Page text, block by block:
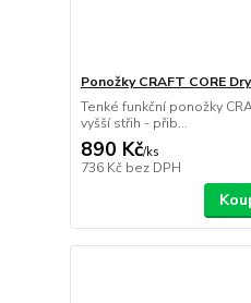
Ponožky CRAFT CORE
Tenké funkční ponožky
vyšší střih - přib...
890 Kč/ks
736 Kč bez DPH